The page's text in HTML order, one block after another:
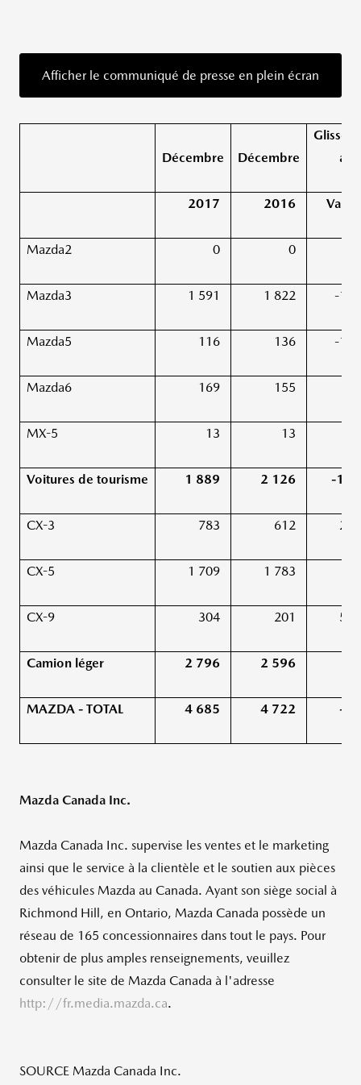
Afficher le communiqué de presse en plein écran
Décembre Décembre
2017 2016
Mazda2 0 0
Mazda3 1 591 1 822 -
Mazda5 116 136 -
Mazda6 169 155
MX-5 13 13
Voitures de tourisme 1 889 2 126 -
CX-3 783 612
CX-5 1 709 1 783
CX-9 304 201
Camion léger 2 796 2 596
MAZDA - TOTAL 4 685 4 722 -
Mazda Canada Inc.
Mazda Canada Inc. supervise les ventes et le marketing
ainsi que le service à la clientèle et le soutien aux pièces
des véhicules Mazda au Canada. Ayant son siège social à
Richmond Hill, en Ontario, Mazda Canada possède un
réseau de 165 concessionnaires dans tout le pays. Pour
obtenir de plus amples renseignements, veuillez
consulter le site de Mazda Canada à l'adresse
http://fr.media.mazda.ca.
SOURCE Mazda Canada Inc.